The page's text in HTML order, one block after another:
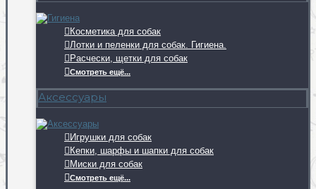
Косметика для собак
Лотки и пеленки для собак. Гигиена.
Расчески, щетки для собак
Смотреть ещё...
Аксессуары
Игрушки для собак
Кепки, шарфы и шапки для собак
Миски для собак
Смотреть ещё...